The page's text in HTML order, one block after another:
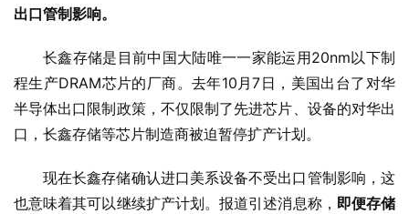
出口管制影响。
长鑫存储是目前中国大陆唯一一家能运用20nm以下制
程生产DRAM芯片的厂商。去年10月7日，美国出台了对华
半导体出口限制政策，不仅限制了先进芯片、设备的对华出
口，长鑫存储等芯片制造商被迫暂停扩产计划。
现在长鑫存储确认进口美系设备不受出口管制影响，这
也意味着其可以继续扩产计划。报道引述消息称， 即便存储